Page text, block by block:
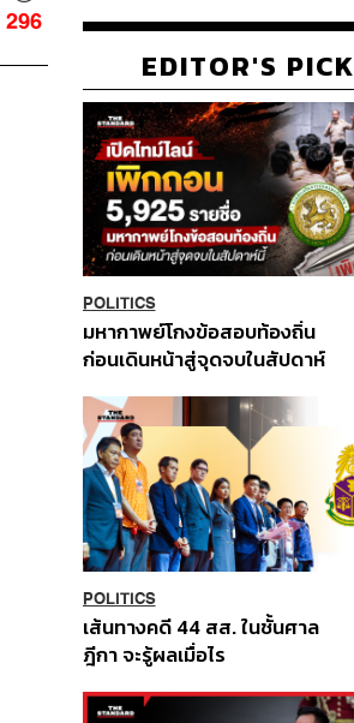
296
EDITOR'S PICK
POLITICS
มหากาพย์โกงข้อสอบท้องถิ่น
ก่อนเดินหน้าสู่จุดจบในสัปดาห์
POLITICS
เส้นทางคดี 44 สส. ในชั้นศาล
ฎีกา จะรู้ผลเมื่อไร